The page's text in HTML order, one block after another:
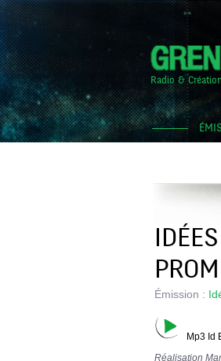
Radio &
Émission :
Mp3 Id
Réalisation